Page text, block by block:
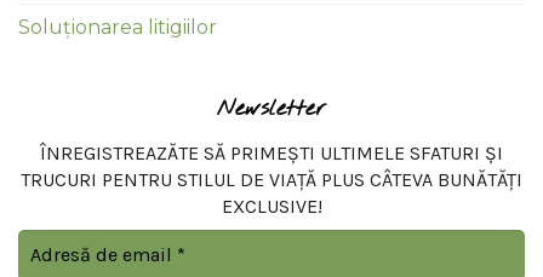
Soluționarea litigiilor
Newsletter
ÎNREGISTREAZĂTE SĂ PRIMEȘTI ULTIMELE SFATURI ȘI
TRUCURI PENTRU STILUL DE VIAȚĂ PLUS CÂTEVA BUNĂTĂȚI
EXCLUSIVE!